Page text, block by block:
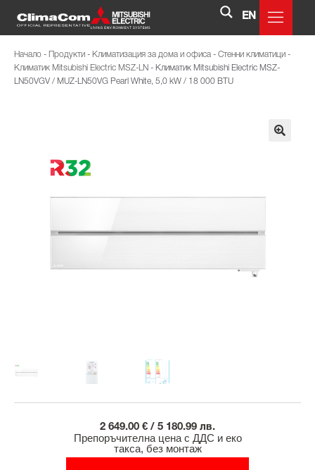
EN
Начало - Продукти - Климатизация за дома и офиса - Стенни климатици -
Климатик Mitsubishi Electric MSZ-LN - Климатик Mitsubishi Electric MSZ-
LN50VGV / MUZ-LN50VG Pearl White, 5,0 kW / 18 000 BTU
2 649.00 € / 5 180.99 лв.
Препоръчителна цена с ДДС и еко
такса, без монтаж